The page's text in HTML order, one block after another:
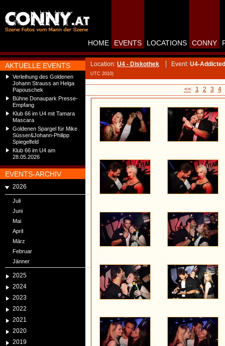
AKTUELLE EVENTS
Verleihung des Goldenen
Johann Strauss an Helga
Papouschek
Bühne Donaupark Presse-
Empfang
Klub 66 im U4 mit Tamara
Mascara
Goldenen Spargel für Mike
Süsser&Johann-Philipp
Spiegelfeld
Klub 66 im U4 am
28.05.2026
EVENTS-ARCHIV
2026
Juli
Juni
Mai
April
März
Februar
Jänner
2025
2024
2023
2022
2021
2020
2019
HOME EVENTS LOCATIONS CONNY
Location: U4 - Diskothek Event: U4-
UTC 2010)
<< 1 2 3 4